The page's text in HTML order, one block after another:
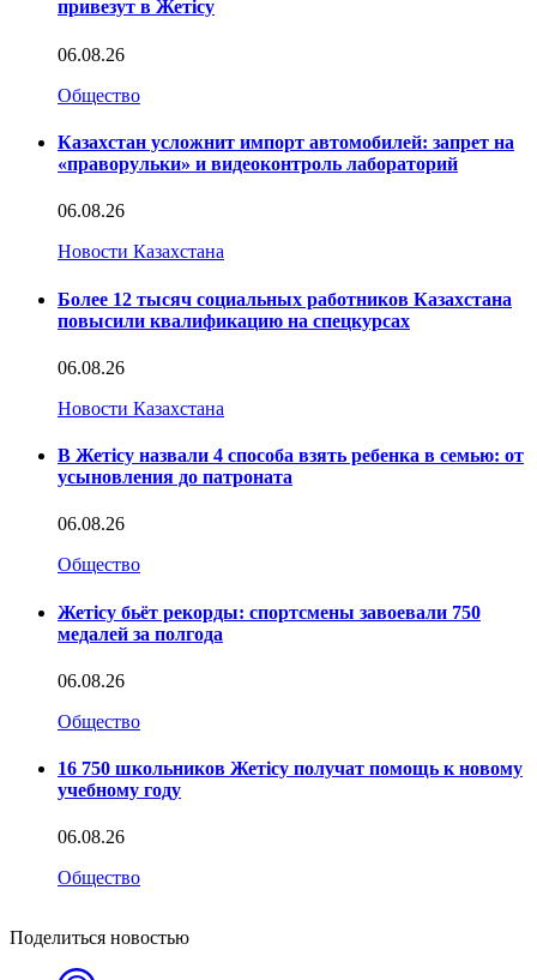
привезут в Жетісу
06.08.26
Общество
Казахстан усложнит импорт автомобилей: запрет на
«праворульки» и видеоконтроль лабораторий
06.08.26
Новости Казахстана
Более 12 тысяч социальных работников Казахстана
повысили квалификацию на спецкурсах
06.08.26
Новости Казахстана
В Жетісу назвали 4 способа взять ребенка в семью: от
усыновления до патроната
06.08.26
Общество
Жетісу бьёт рекорды: спортсмены завоевали 750
медалей за полгода
06.08.26
Общество
16 750 школьников Жетісу получат помощь к новому
учебному году
06.08.26
Общество
Поделиться новостью